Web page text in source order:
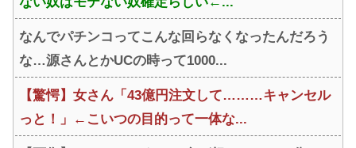
なんでパチンコってこんな回らなくなったんだろう
な…源さんとかUCの時って1000...
【驚愕】女さん「43億円注文して………キャンセル
っと！」←こいつの目的って一体な...